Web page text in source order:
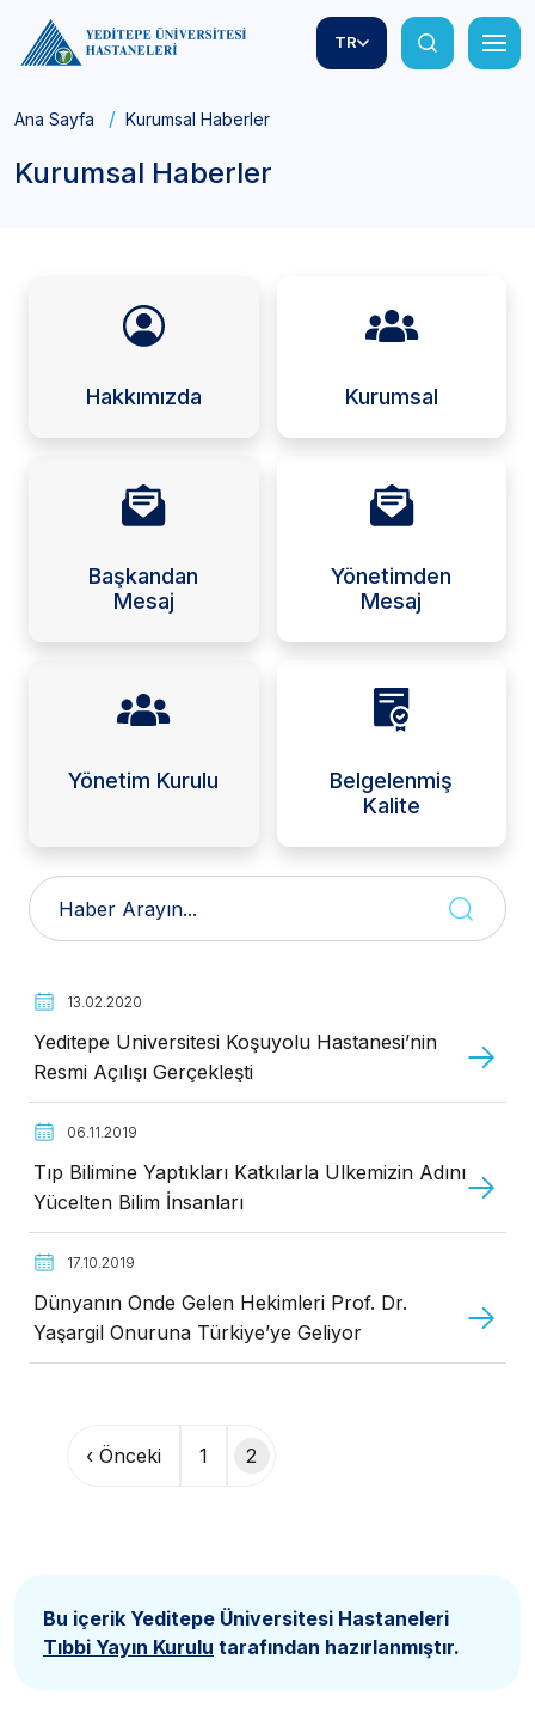
TR
Ana Sayfa Kurumsal Haberler
Kurumsal Haberler
Hakkımızda Kurumsal
Başkandan
Mesaj
Yönetimden
Mesaj
Yönetim Kurulu
Belgelenmiş
Kalite
13.02.2020
Yeditepe Üniversitesi Koşuyolu Hastanesi’nin
Resmi Açılışı Gerçekleşti
06.11.2019
Tıp Bilimine Yaptıkları Katkılarla Ülkemizin Adını
Yücelten Bilim İnsanları
17.10.2019
Dünyanın Önde Gelen Hekimleri Prof. Dr.
Yaşargil Onuruna Türkiye’ye Geliyor
‹ Önceki 1 2
Bu içerik Yeditepe Üniversitesi Hastaneleri
Tıbbi Yayın Kurulu tarafından hazırlanmıştır.